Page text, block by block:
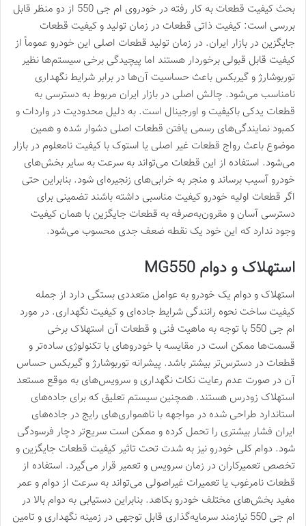
بحث کیفیت قطعات به کار رفته در خودروی ام جی 550 از دو منظر قابل
بررسی است: کیفیت ذاتی قطعات در زمان تولید و کیفیت قطعات
جایگزین در بازار ایران. در زمان تولید قطعات اصلی این خودرو عموماً از
کیفیت قابل قبولی برخوردار هستند اما پیچیدگی برخی سیستم‌ها نظیر
توربوشارژ و گیربکس باعث حساسیت آن‌ها در برابر شرایط نگهداری
نامناسب می‌شود. چالش اصلی در بازار ایران مربوط به دسترسی به
قطعات یدکی باکیفیت و اورجینال است. به دلیل محدودیت در واردات و
کمبود نمایندگی‌های رسمی یافتن قطعات اصلی دشوار شده و همین
موضوع باعث رواج قطعات غیر اصلی یا استوک با کیفیت نامعلوم در بازار
می‌شود. استفاده از این قطعات می‌تواند به سرعت به سایر بخش‌های
خودرو آسیب برساند و منجر به خرابی‌های زنجیره‌ای شود. بنابراین حتی
اگر قطعات اولیه خودرو کیفیت مناسبی داشته باشند تضمینی برای
دسترسی آسان و مقرون‌به‌صرفه به قطعات جایگزین با همان کیفیت
وجود ندارد که این خود یک نقطه ضعف جدی محسوب می‌شود.
استهلاک و دوام MG550
استهلاک و دوام یک خودرو به عوامل متعددی بستگی دارد از جمله
کیفیت ساخت نحوه رانندگی شرایط جاده‌ای و کیفیت نگهداری. در مورد
ام جی 550 با توجه به ماهیت فنی و قطعات آن استهلاک برخی
قسمت‌ها ممکن است در مقایسه با خودروهای با تکنولوژی ساده‌تر و
قطعات در دسترس‌تر بیشتر باشد. پیشرانه توربوشارژ و گیربکس حساس
آن در صورت عدم رعایت نکات نگهداری و سرویس‌های به موقع مستعد
استهلاک زودرس هستند. همچنین سیستم تعلیق که برای جاده‌های
استاندارد طراحی شده در مواجهه با ناهمواری‌های رایج در جاده‌های
ایران فشار بیشتری را تحمل کرده و ممکن است سریع‌تر دچار فرسودگی
شود. دوام کلی خودرو نیز به شدت تحت تاثیر کیفیت قطعات جایگزین و
تخصص تعمیرکاران در زمان سرویس و تعمیر قرار می‌گیرد. استفاده از
قطعات نامرغوب یا تعمیرات غیراصولی می‌تواند به سرعت از دوام و عمر
مفید بخش‌های مختلف خودرو بکاهد. بنابراین دستیابی به دوام بالا در
ام جی 550 نیازمند سرمایه‌گذاری قابل توجهی در زمینه نگهداری و تامین